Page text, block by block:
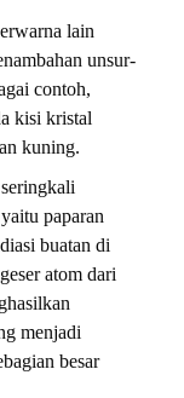
lain
unsur-
contoh,
kisi kristal
kuning.
paparan
buatan di
atom dari
menjadi
besar